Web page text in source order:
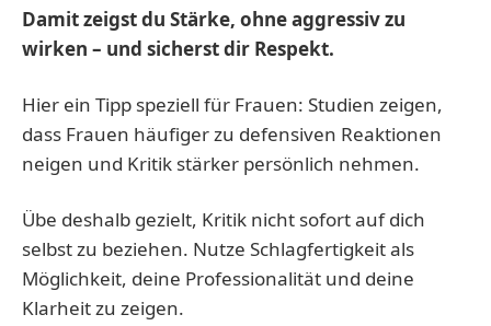
Damit zeigst du Stärke, ohne aggressiv zu
wirken – und sicherst dir Respekt.
Hier ein Tipp speziell für Frauen: Studien zeigen,
dass Frauen häufiger zu defensiven Reaktionen
neigen und Kritik stärker persönlich nehmen.
Übe deshalb gezielt, Kritik nicht sofort auf dich
selbst zu beziehen. Nutze Schlagfertigkeit als
Möglichkeit, deine Professionalität und deine
Klarheit zu zeigen.